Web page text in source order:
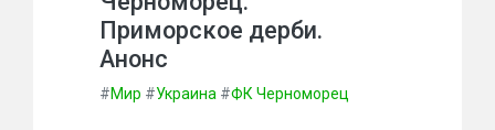
Приморское дерби.
Анонс
#Мир #Украина #ФК Черноморец